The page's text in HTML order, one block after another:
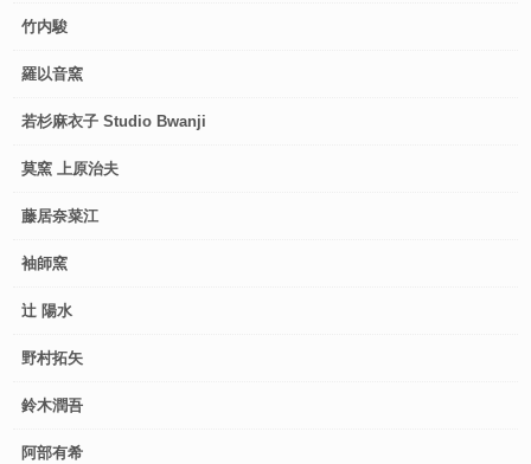
竹内駿
羅以音窯
若杉麻衣子 Studio Bwanji
莫窯 上原治夫
藤居奈菜江
袖師窯
辻 陽水
野村拓矢
鈴木潤吾
阿部有希